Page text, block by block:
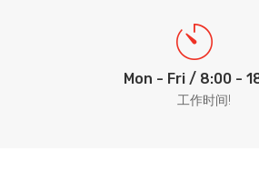
Mon - Fri / 8:00 -
工作时间!